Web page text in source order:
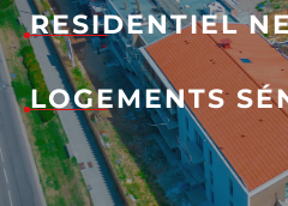
RESIDENTIEL
LOGEMENTS